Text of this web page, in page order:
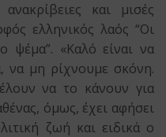
και μισές
ελληνικός λαός “Οι
ψέμα”. «Καλό είναι να
να μη ρίχνουμε σκόνη.
να το κάνουν για
όμως, έχει αφήσει
ζωή και ειδικά ο